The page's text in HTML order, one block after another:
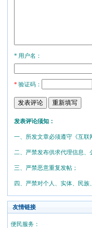
* 用户名：
*验证码：
发表评论须知：
一、所发文章必须遵守《互联
二、严禁发布供求代理信息、
三、严禁恶意重复发帖；
四、严禁对个人、实体、民族
友情链接
便民服务：